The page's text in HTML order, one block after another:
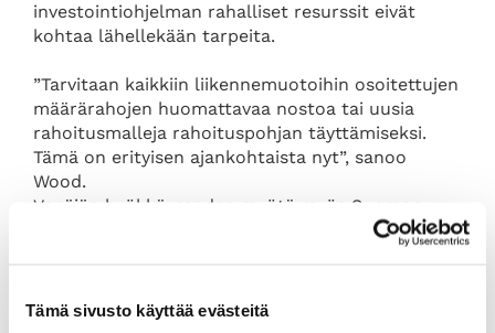
Tämä sivusto käyttää evästeitä
investointiohjelman rahalliset resurssit eivät
kohtaa lähellekään tarpeita.
”Tarvitaan kaikkiin liikennemuotoihin osoitettujen
määrärahojen huomattavaa nostoa tai uusia
rahoitusmalleja rahoituspohjan täyttämiseksi.
Tämä on erityisen ajankohtaista nyt”, sanoo
Wood.
Venäjän hyökkäyssodan myötä myös Suomen
logistinen sijainti on muutoksen kourissa. Venäjän
suoraan kuljetuskustannuksiin. Woodin mukaan